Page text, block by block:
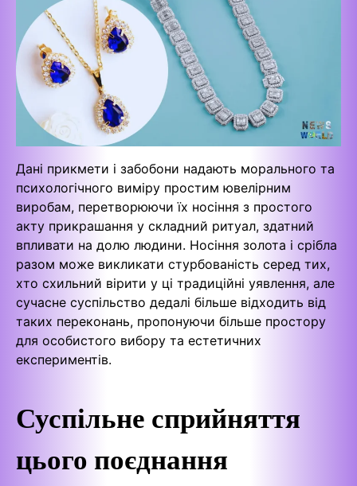
Дані прикмети і забобони надають морального та
психологічного виміру простим ювелірним
виробам, перетворюючи їх носіння з простого
акту прикрашання у складний ритуал, здатний
впливати на долю людини. Носіння золота і срібла
разом може викликати стурбованість серед тих,
хто схильний вірити у ці традиційні уявлення, але
сучасне суспільство дедалі більше відходить від
таких переконань, пропонуючи більше простору
для особистого вибору та естетичних
експериментів.
Суспільне сприйняття
цього поєднання